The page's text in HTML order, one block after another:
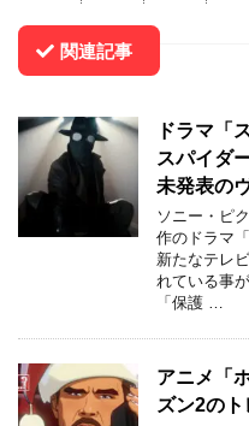
関連記事
ドラマ「
スパイダ
未発表の
ソニー・ピ
作のドラマ
新たなテレ
れている事
「保護 …
アニメ「
ズン2の